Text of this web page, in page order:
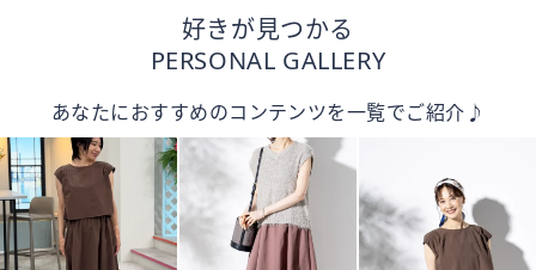
好きが見つかる
PERSONAL GALLERY
あなたにおすすめのコンテンツを一覧でご紹介♪